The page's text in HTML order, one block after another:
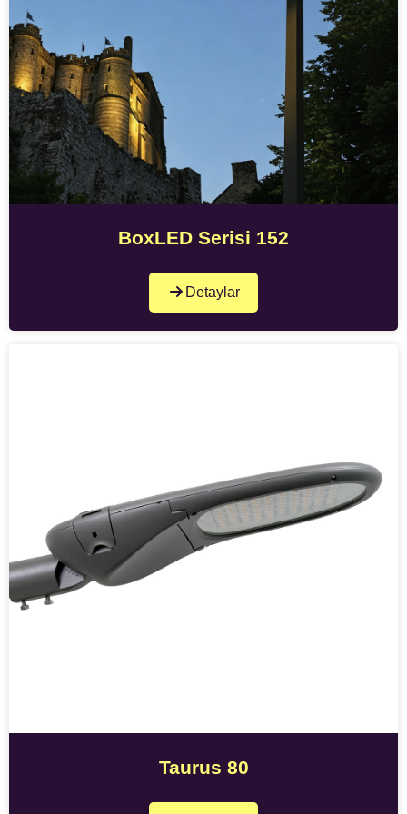
BoxLED Serisi 152
Detaylar
Taurus 80